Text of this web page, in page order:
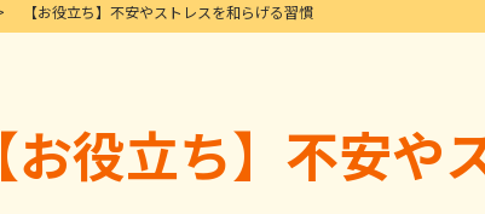
【お役立ち】不安やストレスを和らげる習慣
【お役立ち】不安